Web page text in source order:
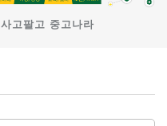
사고팔고 중고나라